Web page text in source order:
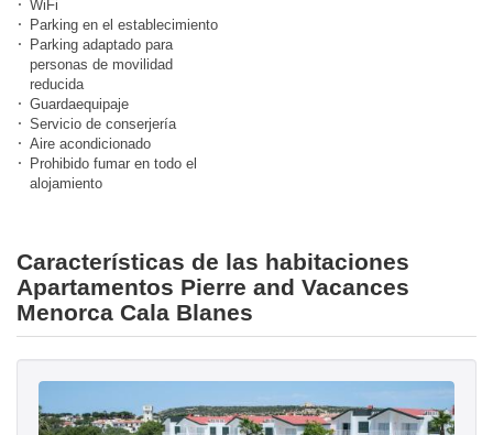
WiFi
Parking en el establecimiento
Parking adaptado para
personas de movilidad
reducida
Guardaequipaje
Servicio de conserjería
Aire acondicionado
Prohibido fumar en todo el
alojamiento
Características de las habitaciones
Apartamentos Pierre and Vacances
Menorca Cala Blanes